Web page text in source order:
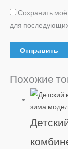
Сохранить моё
для
Похожие